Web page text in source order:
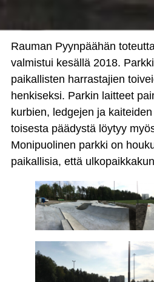
Rauman Pyynpäähän
valmistui kesällä 2018.
paikallisten harrastajien
henkiseksi. Parkin laitteet
kurbien, ledgejen ja
toisesta päädystä löytyy
Monipuolinen parkki on
paikallisia, että